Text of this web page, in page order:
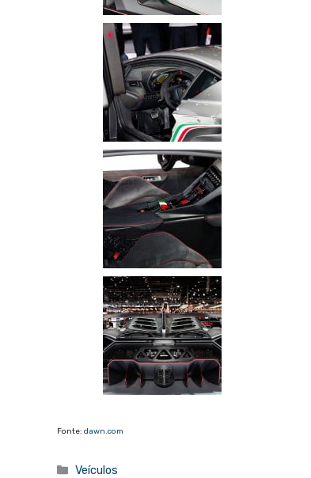
Fonte: dawn.com
Categorias
Veículos